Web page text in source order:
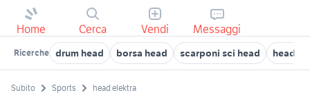
Home Cerca Vendi Messaggi
Ricerche drum head borsa head scarponi sci head head sci
Subito Sports head elektra